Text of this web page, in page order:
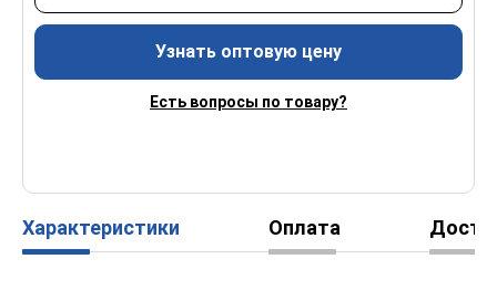
Узнать оптовую цену
Есть вопросы по товару?
Характеристики Оплата